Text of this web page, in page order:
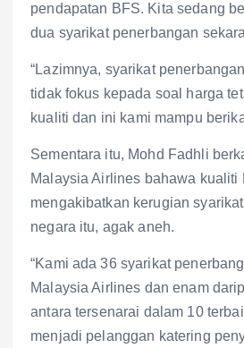
pendapatan BFS. Kita sedang
dua syarikat penerbangan
“Lazimnya, syarikat
tidak fokus kepada soal harga
kualiti dan ini kami mampu
Sementara itu, Mohd Fadhli
Malaysia Airlines bahawa kualiti
mengakibatkan kerugian
negara itu, agak aneh.
“Kami ada 36 syarikat
Malaysia Airlines dan enam
antara tersenarai dalam 10
menjadi pelanggan katering